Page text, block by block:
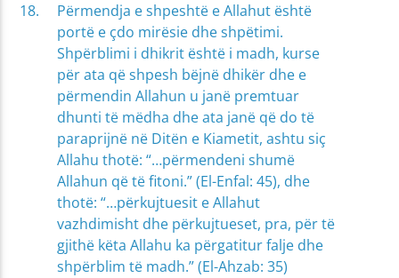
Përmendja e shpeshtë e Allahut është
portë e çdo mirësie dhe shpëtimi.
Shpërblimi i dhikrit është i madh, kurse
për ata që shpesh bëjnë dhikër dhe e
përmendin Allahun u janë premtuar
dhunti të mëdha dhe ata janë që do të
paraprijnë në Ditën e Kiametit, ashtu siç
Allahu thotë: “…përmendeni shumë
Allahun që të fitoni.” (El-Enfal: 45), dhe
thotë: “…përkujtuesit e Allahut
vazhdimisht dhe përkujtueset, pra, për të
gjithë këta Allahu ka përgatitur falje dhe
shpërblim të madh.” (El-Ahzab: 35)